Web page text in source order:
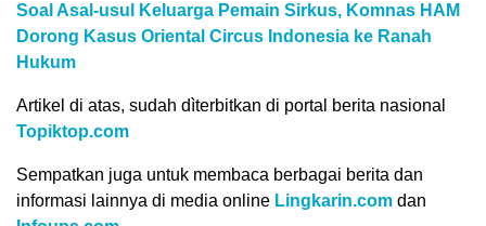
Soal Asal-usul Keluarga Pemain Sirkus, Komnas HAM
Dorong Kasus Oriental Circus Indonesia ke Ranah
Hukum
Artikel di atas, sudah dìterbitkan di portal berita nasional
Topiktop.com
Sempatkan juga untuk membaca berbagai berita dan
informasi lainnya di media online Lingkarin.com dan